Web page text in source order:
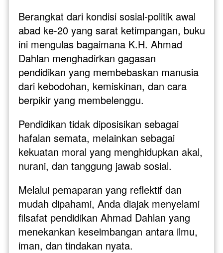
Berangkat dari kondisi sosial-politik awal
abad ke-20 yang sarat ketimpangan, buku
ini mengulas bagaimana K.H. Ahmad
Dahlan menghadirkan gagasan
pendidikan yang membebaskan manusia
dari kebodohan, kemiskinan, dan cara
berpikir yang membelenggu.
Pendidikan tidak diposisikan sebagai
hafalan semata, melainkan sebagai
kekuatan moral yang menghidupkan akal,
nurani, dan tanggung jawab sosial.
Melalui pemaparan yang reflektif dan
mudah dipahami, Anda diajak menyelami
filsafat pendidikan Ahmad Dahlan yang
menekankan keseimbangan antara ilmu,
iman, dan tindakan nyata.